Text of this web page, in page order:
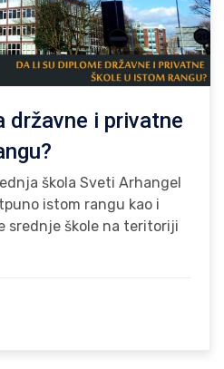
državne i privatne
škola Sveti Arhangel
istom rangu kao i
srednje škole na teritoriji